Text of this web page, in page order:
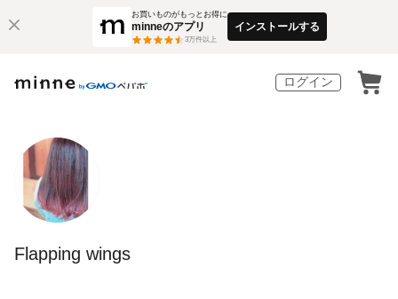
お買いものがもっとお得に
minneのアプリ
3万件以上
インストールする
ログイン
Flapping wings